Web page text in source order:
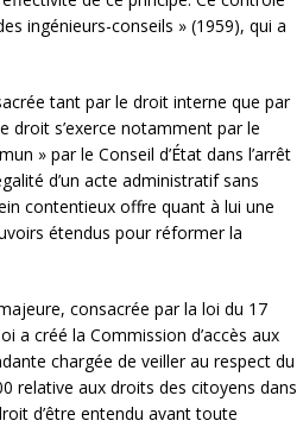
ingénieurs-conseils » (1959), qui a
tant par le droit interne que par
droit s’exerce notamment par le
» par le Conseil d’État dans l’arrêt
d’un acte administratif sans
contentieux offre quant à lui une
étendus pour réformer la
consacrée par la loi du 17
a créé la Commission d’accès aux
chargée de veiller au respect du
relative aux droits des citoyens dans
d’être entendu avant toute